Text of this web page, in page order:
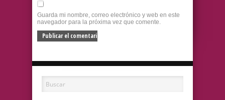
Guarda mi nombre, correo electrónico y web en este
navegador para la próxima vez que comente.